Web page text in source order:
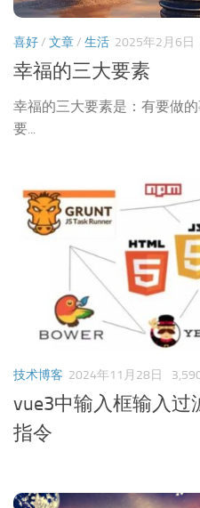
喜好/ 文章/ 生活 2025年2月6日
幸福的三大要素
幸福的三大要素是：有要做
要...
技术博客 2024年11月28日
vue3中输入框输入过
指令